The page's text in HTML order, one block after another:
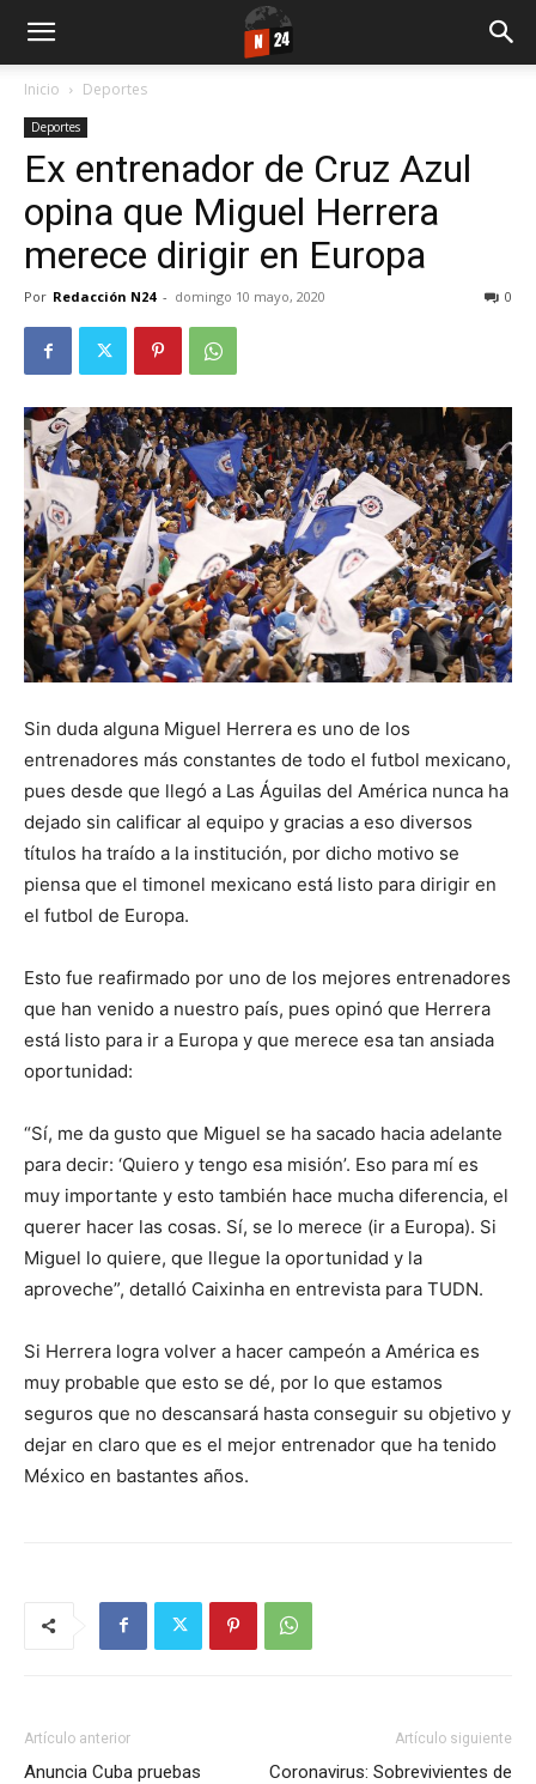
Inicio Deportes
Deportes
Ex entrenador de Cruz Azul
opina que Miguel Herrera
merece dirigir en Europa
Por Redacción N24 - domingo 10 mayo, 2020 0
Sin duda alguna Miguel Herrera es uno de los
entrenadores más constantes de todo el futbol mexicano,
pues desde que llegó a Las Águilas del América nunca ha
dejado sin calificar al equipo y gracias a eso diversos
títulos ha traído a la institución, por dicho motivo se
piensa que el timonel mexicano está listo para dirigir en
el futbol de Europa.
Esto fue reafirmado por uno de los mejores entrenadores
que han venido a nuestro país, pues opinó que Herrera
está listo para ir a Europa y que merece esa tan ansiada
oportunidad:
“Sí, me da gusto que Miguel se ha sacado hacia adelante
para decir: ‘Quiero y tengo esa misión’. Eso para mí es
muy importante y esto también hace mucha diferencia, el
querer hacer las cosas. Sí, se lo merece (ir a Europa). Si
Miguel lo quiere, que llegue la oportunidad y la
aproveche”, detalló Caixinha en entrevista para TUDN.
Si Herrera logra volver a hacer campeón a América es
muy probable que esto se dé, por lo que estamos
seguros que no descansará hasta conseguir su objetivo y
dejar en claro que es el mejor entrenador que ha tenido
México en bastantes años.
Artículo anterior
Anuncia Cuba pruebas
Artículo siguiente
Coronavirus: Sobrevivientes de